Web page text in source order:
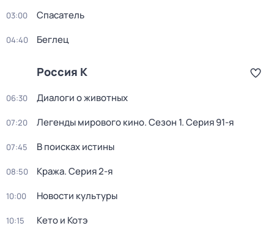
03:00 Спасатель
04:40 Беглец
Россия К
06:30 Диалоги о животных
07:20 Легенды мирового кино. Сезон 1. Серия 91-я
07:45 В поисках истины
08:50 Кража. Серия 2-я
10:00 Новости культуры
10:15 Кето и Котэ